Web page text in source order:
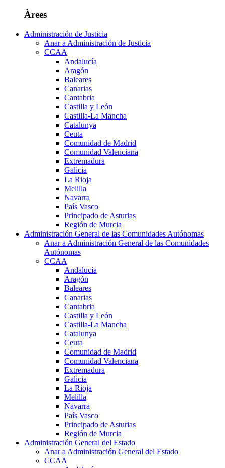
Àrees
Administración de Justicia
Anar a Administración de Justicia
CCAA
Andalucía
Aragón
Baleares
Canarias
Cantabria
Castilla y León
Castilla-La Mancha
Catalunya
Ceuta
Comunidad de Madrid
Comunidad Valenciana
Extremadura
Galicia
La Rioja
Melilla
Navarra
País Vasco
Principado de Asturias
Región de Murcia
Administración General de las Comunidades Autónomas
Anar a Administración General de las Comunidades
Autónomas
CCAA
Andalucía
Aragón
Baleares
Canarias
Cantabria
Castilla y León
Castilla-La Mancha
Catalunya
Ceuta
Comunidad de Madrid
Comunidad Valenciana
Extremadura
Galicia
La Rioja
Melilla
Navarra
País Vasco
Principado de Asturias
Región de Murcia
Administración General del Estado
Anar a Administración General del Estado
CCAA